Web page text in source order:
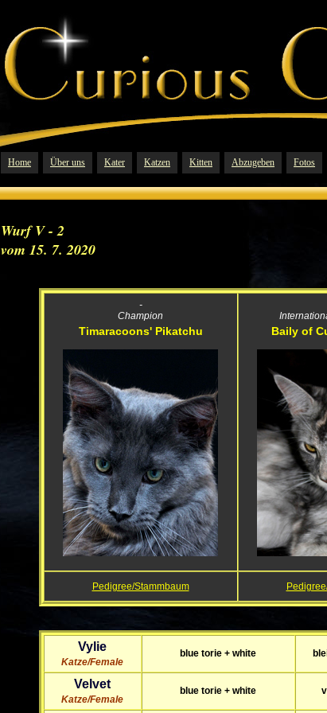
Home Über uns Kater Katzen Kitten Abzugeben Fotos
Wurf V - 2
vom 15. 7. 2020
-
Champion
Timaracoons' Pikatchu Baily of
Pedigree/Stammbaum
Vylie
Katze/Female
blue torie + white
Velvet
Katze/Female
blue torie + white